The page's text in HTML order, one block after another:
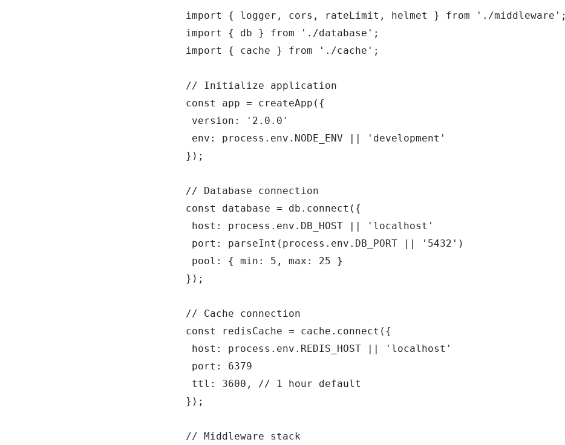
import { logger, cors, rateLimit, helmet } from './middleware';
import { db } from './database';
import { cache } from './cache';
// Initialize application
const app = createApp({
version: '2.0.0'
env: process.env.NODE_ENV || 'development'
});
// Database connection
const database = db.connect({
host: process.env.DB_HOST || 'localhost'
port: parseInt(process.env.DB_PORT || '5432')
pool: { min: 5, max: 25 }
});
// Cache connection
const redisCache = cache.connect({
host: process.env.REDIS_HOST || 'localhost'
port: 6379
ttl: 3600, // 1 hour default
});
// Middleware stack